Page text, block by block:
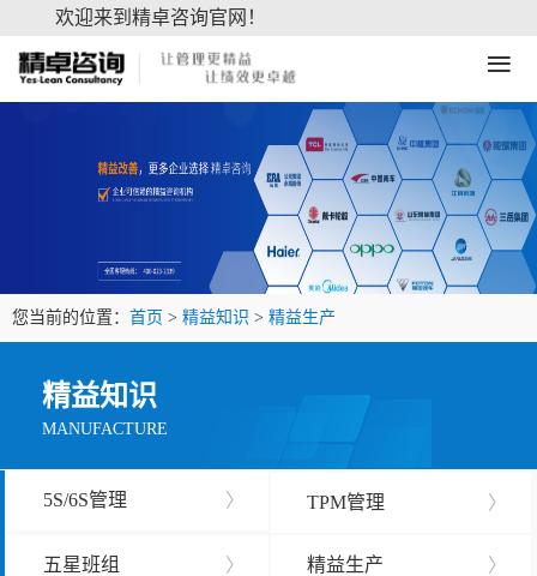
欢迎来到精卓咨询官网！
≡
您当前的位置： 首页 > 精益知识 > 精益生产
精益知识
MANUFACTURE
5S/6S管理 〉 TPM管理 〉
五星班组 〉 精益生产 〉